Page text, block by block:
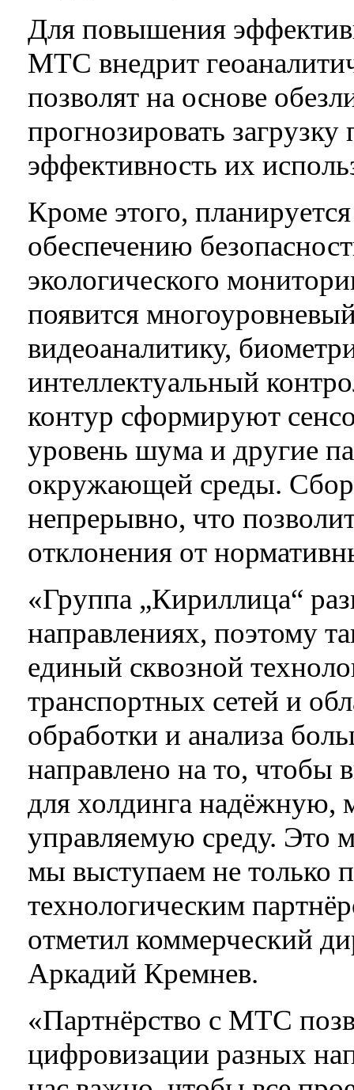
Для повышения
МТС внедрит
позволят на основе
прогнозировать
эффективность их
Кроме этого,
обеспечению
экологического
появится
видеоаналитику,
интеллектуальный
контур сформируют
уровень шума и другие
окружающей среды. Сбор
непрерывно, что
отклонения от
«Группа „Кириллица“
направлениях, поэтому
единый сквозной
транспортных сетей и
обработки и анализа
направлено на то, чтобы
для холдинга надёжную,
управляемую среду. Это
мы выступаем не только
технологическим
отметил коммерческий
Аркадий Кремнев.
«Партнёрство с МТС
цифровизации разных